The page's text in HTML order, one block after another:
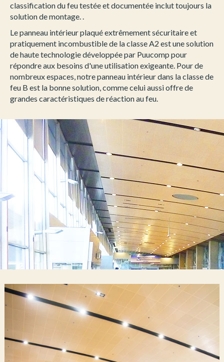
classification du feu testée et documentée inclut toujours la
solution de montage. .
Le panneau intérieur plaqué extrêmement sécuritaire et
pratiquement incombustible de la classe A2 est une solution
de haute technologie développée par Puucomp pour
répondre aux besoins d'une utilisation exigeante. Pour de
nombreux espaces, notre panneau intérieur dans la classe de
feu B est la bonne solution, comme celui aussi offre de
grandes caractéristiques de réaction au feu.